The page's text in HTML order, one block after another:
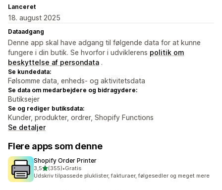
Lanceret
18. august 2025
Dataadgang
Denne app skal have adgang til følgende data for at kunne
fungere i din butik. Se hvorfor i udviklerens politik om
beskyttelse af persondata .
Se kundedata:
Følsomme data, enheds- og aktivitetsdata
Se data om medarbejdere og bidragydere:
Butiksejer
Se og rediger butiksdata:
Kunder, produkter, ordrer, Shopify Functions
Se detaljer
Flere apps som denne
Shopify Order Printer
3,5ud af 5 stjerner
(355)
355 anmeldelser i alt
•Gratis
Udskriv tilpassede pluklister, fakturaer, følgesedler og meget mere